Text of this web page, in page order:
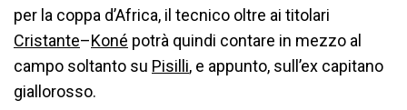
per la coppa d’Africa, il tecnico oltre ai titolari
Cristante–Koné potrà quindi contare in mezzo al
campo soltanto su Pisilli, e appunto, sull’ex capitano
giallorosso.